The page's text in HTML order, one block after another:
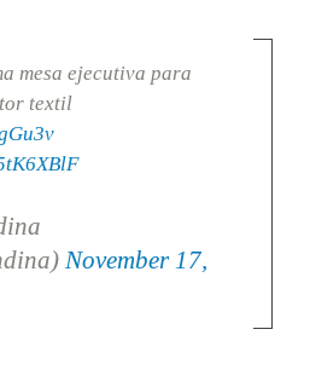
mesa ejecutiva para
textil
November 17,